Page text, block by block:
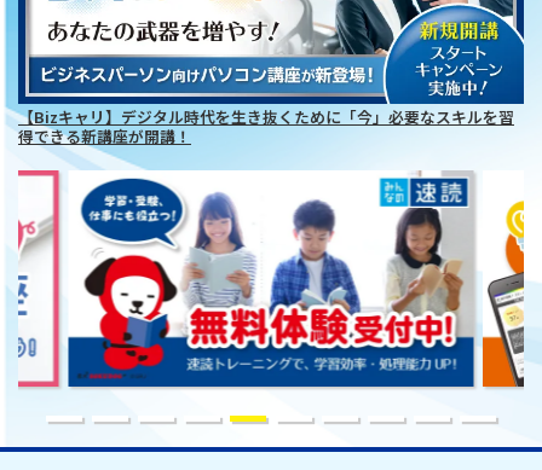
【Bizキャリ】デジタル時代を生き抜くために「今」必要なスキルを習
得できる新講座が開講！